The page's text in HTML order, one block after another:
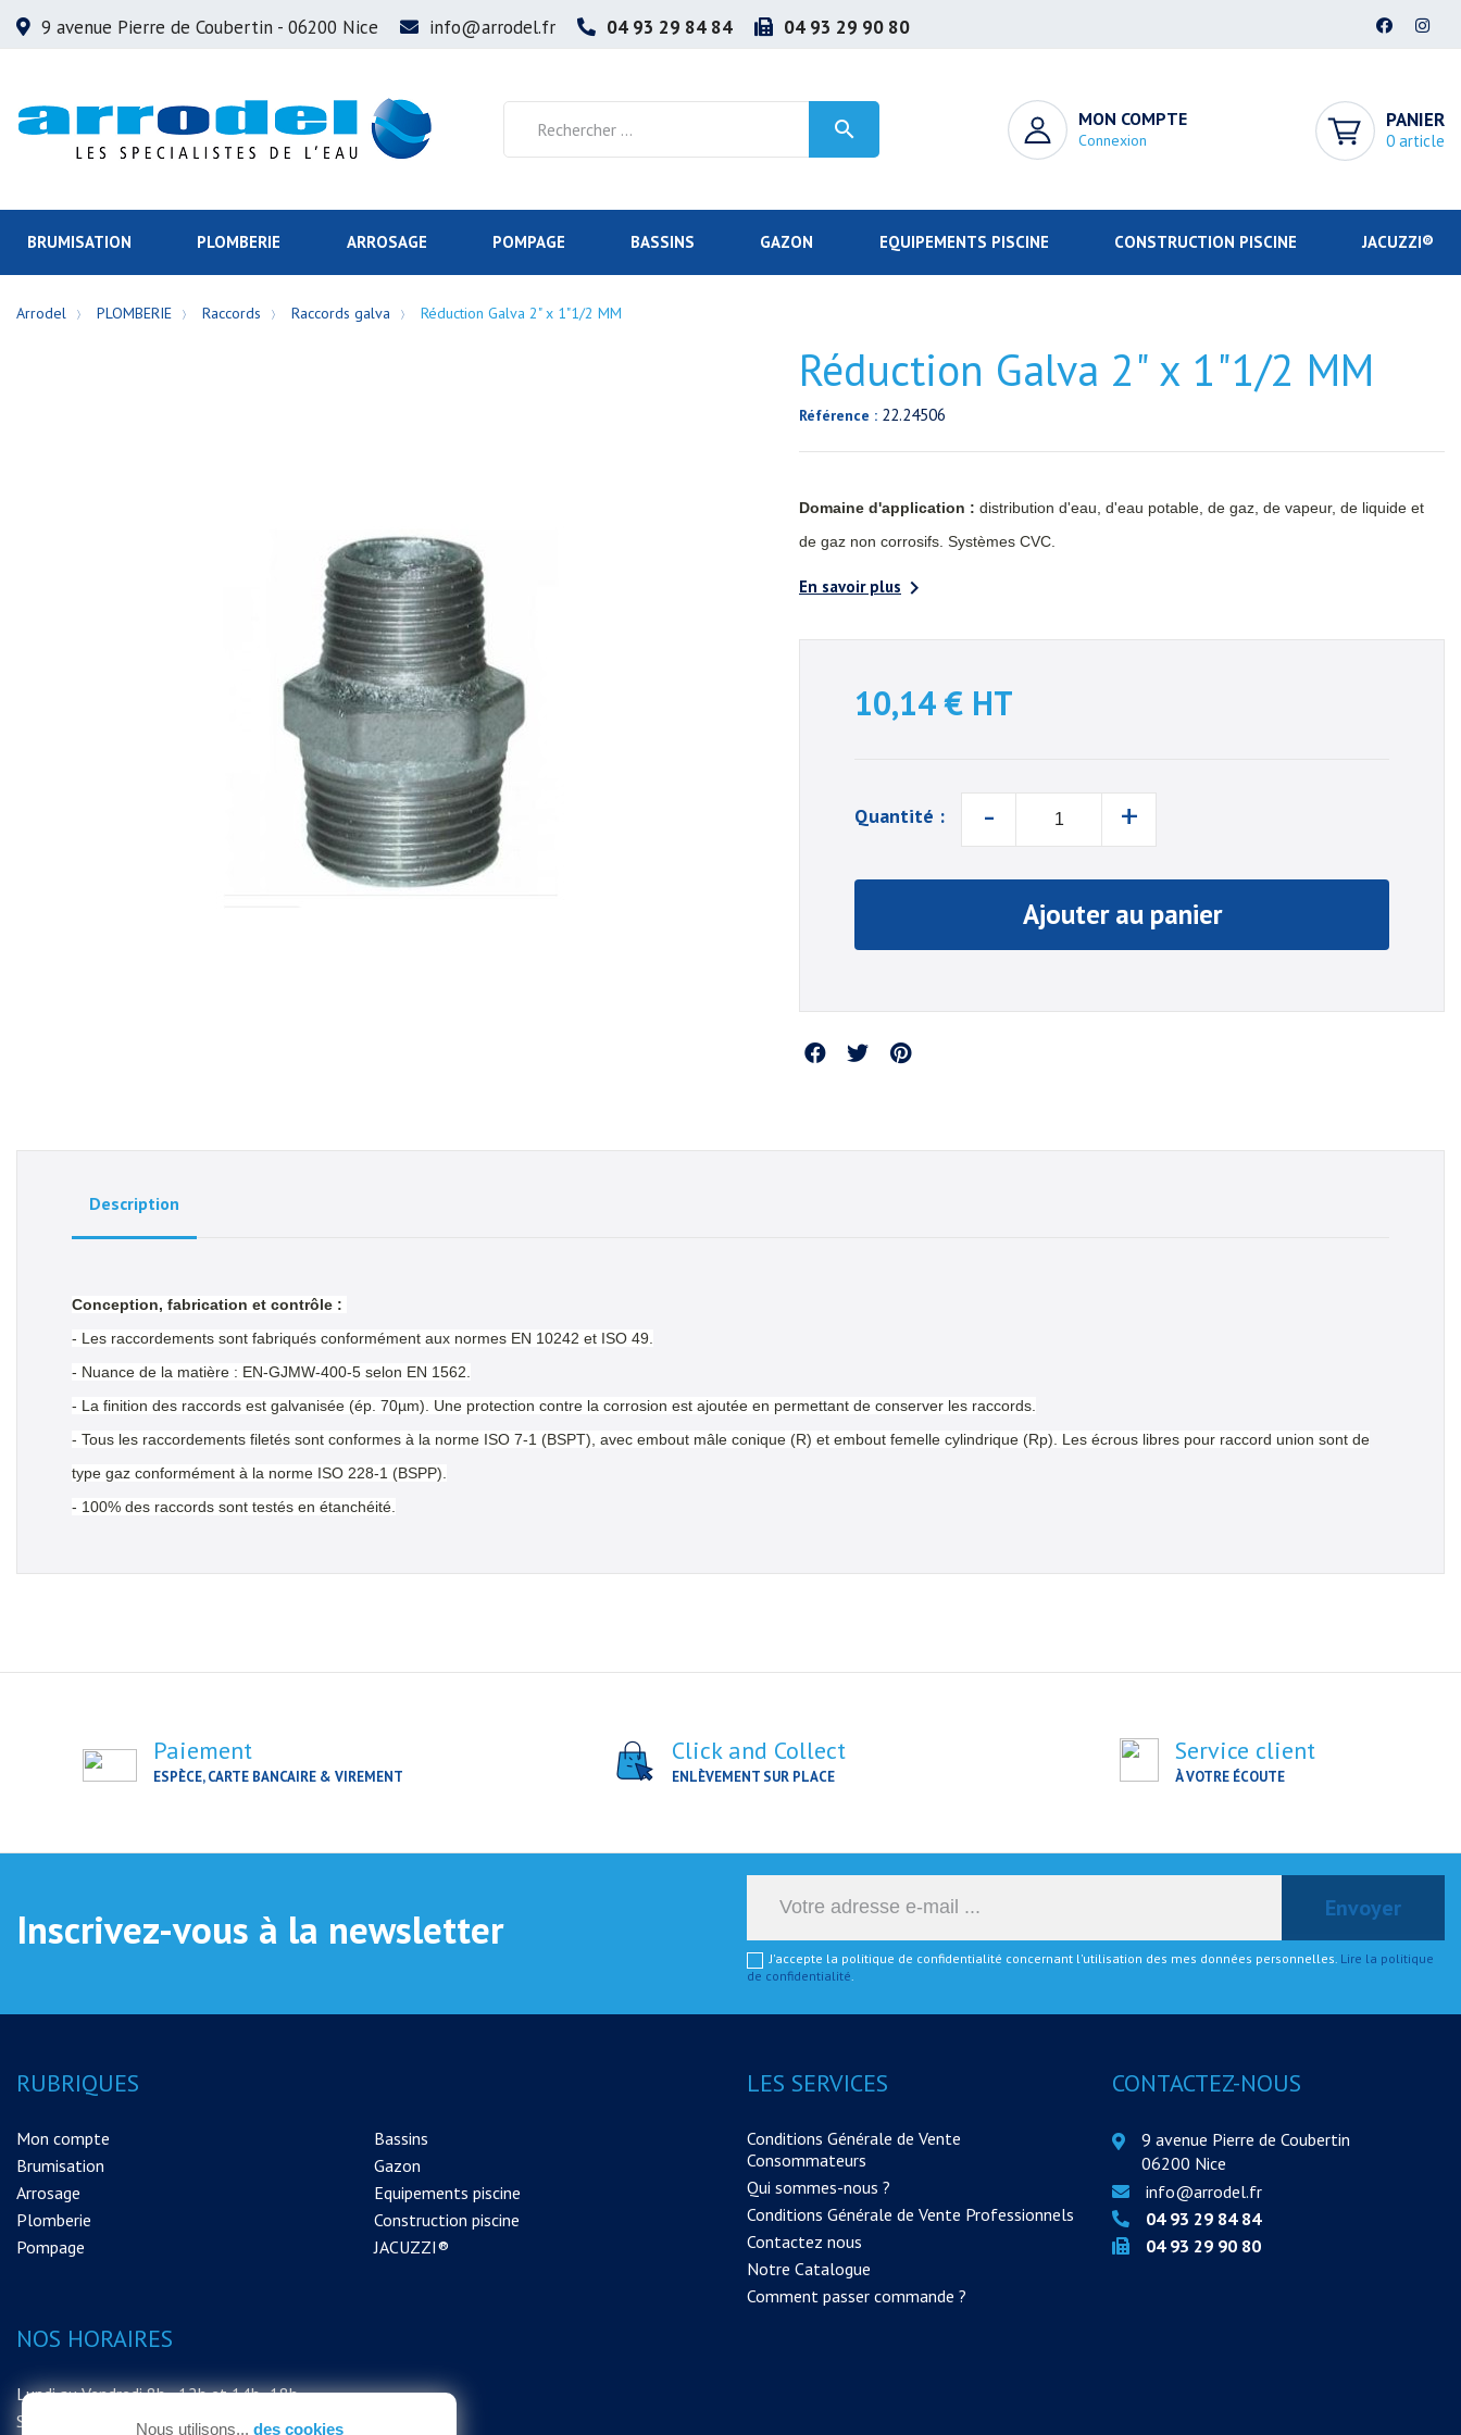
9 avenue Pierre de Coubertin - 06200 Nice info@arrodel.fr 04 93 29 84 84 04 93 29 90 80
 MON COMPTE
Connexion
PANIER
0 article
BRUMISATION PLOMBERIE ARROSAGE POMPAGE BASSINS GAZON EQUIPEMENTS PISCINE CONSTRUCTION PISCINE JACUZZI®
Arrodel PLOMBERIE Raccords Raccords galva Réduction Galva 2" x 1"1/2 MM
Réduction Galva 2" x 1"1/2 MM
Référence : 22.24506
Domaine d'application : distribution d'eau, d'eau potable, de gaz, de vapeur, de liquide et
de gaz non corrosifs. Systèmes CVC.
En savoir plus 
10,14 € HT
Quantité : - +
Ajouter au panier
Partager
Description
Conception, fabrication et contrôle :
- Les raccordements sont fabriqués conformément aux normes EN 10242 et ISO 49.
- Nuance de la matière : EN-GJMW-400-5 selon EN 1562.
- La finition des raccords est galvanisée (ép. 70µm). Une protection contre la corrosion est ajoutée en permettant de conserver les raccords.
- Tous les raccordements filetés sont conformes à la norme ISO 7-1 (BSPT), avec embout mâle conique (R) et embout femelle cylindrique (Rp). Les écrous libres pour raccord union sont de
type gaz conformément à la norme ISO 228-1 (BSPP).
- 100% des raccords sont testés en étanchéité.
Paiement
ESPÈCE, CARTE BANCAIRE & VIREMENT
Click and Collect
ENLÈVEMENT SUR PLACE
Service client
À VOTRE ÉCOUTE
Inscrivez-vous à la newsletter
J'accepte la politique de confidentialité concernant l'utilisation des mes données personnelles. Lire la politique
de confidentialité
RUBRIQUES
Mon compte
Brumisation
Arrosage
Plomberie
Pompage
Bassins
Gazon
Equipements piscine
Construction piscine
JACUZZI®
LES SERVICES
Conditions Générale de Vente
Consommateurs
Qui sommes-nous ?
Conditions Générale de Vente Professionnels
Contactez nous
Notre Catalogue
Comment passer commande ?
NOS HORAIRES
Lundi au Vendredi 8h - 12h et 14h -18h
Samedi 8h - 12h
CONTACTEZ-NOUS
9 avenue Pierre de Coubertin
06200 Nice
info@arrodel.fr
04 93 29 84 84
04 93 29 90 80
Nous utilisons... des cookies